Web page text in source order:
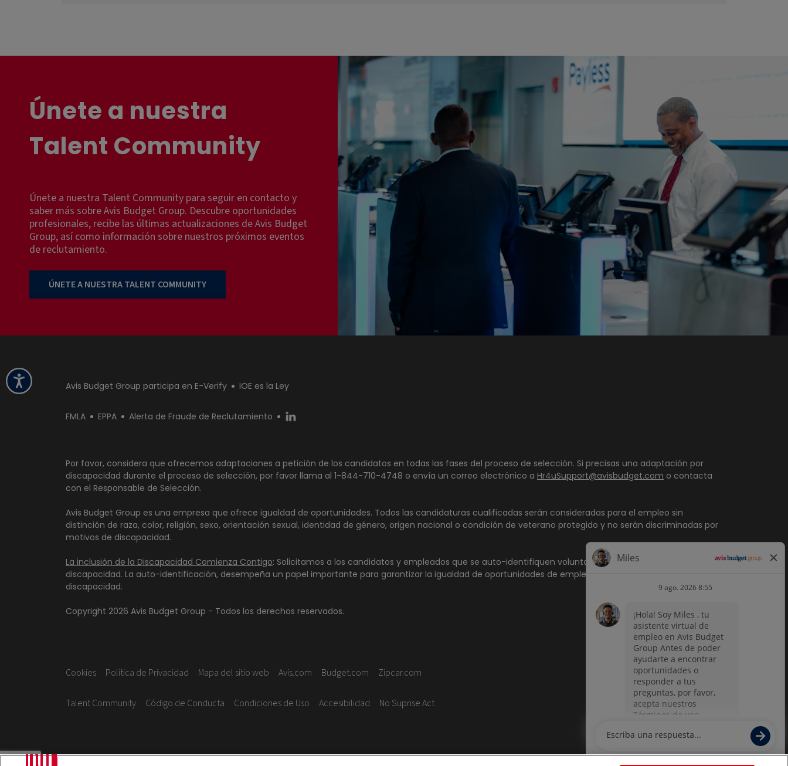
Únete a nuestra
Talent Community
Únete a nuestra Talent Community para seguir en contacto y
saber más sobre Avis Budget Group. Descubre oportunidades
profesionales, recibe las últimas actualizaciones de Avis Budget
Group, así como información sobre nuestros próximos eventos
de reclutamiento.
ÚNETE A NUESTRA TALENT COMMUNITY
Avis Budget Group participa en E-Verify IOE es la Ley
FMLA EPPA Alerta de Fraude de Reclutamiento
Por favor, considera que ofrecemos adaptaciones a petición de los candidatos en todas las fases del proceso de selección. Si precisas una adaptación por
discapacidad durante el proceso de selección, por favor llama al 1-844-710-4748 o envía un correo electrónico a Hr4uSupport@avisbudget.com o contacta
con el Responsable de Selección.
Avis Budget Group es una empresa que ofrece igualdad de oportunidades. Todos las candidaturas cualificadas serán consideradas para el empleo sin
distinción de raza, color, religión, sexo, orientación sexual, identidad de género, origen nacional o condición de veterano protegido y no serán discriminadas por
motivos de discapacidad.
La inclusión de la Discapacidad Comienza Contigo: Solicitamos a los candidatos y empleados que se auto-identifiquen voluntariamente si tienen una
discapacidad. La auto-identificación, desempeña un papel importante para garantizar la igualdad de oportunidades de empleo para las personas con
discapacidad.
Copyright 2026 Avis Budget Group - Todos los derechos reservados.
Cookies Política de Privacidad Mapa del sitio web Avis.com Budget.com Zipcar.com
Talent Community Código de Conducta Condiciones de Uso Accesibilidad No Suprise Act
Portal de empleo de